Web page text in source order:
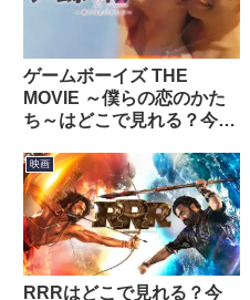
ゲームボーイズ THE
MOVIE ～僕らの恋のかた
ち～はどこで見れる？今す
ビスを紹介！
映画
RRRはどこで見れる？今